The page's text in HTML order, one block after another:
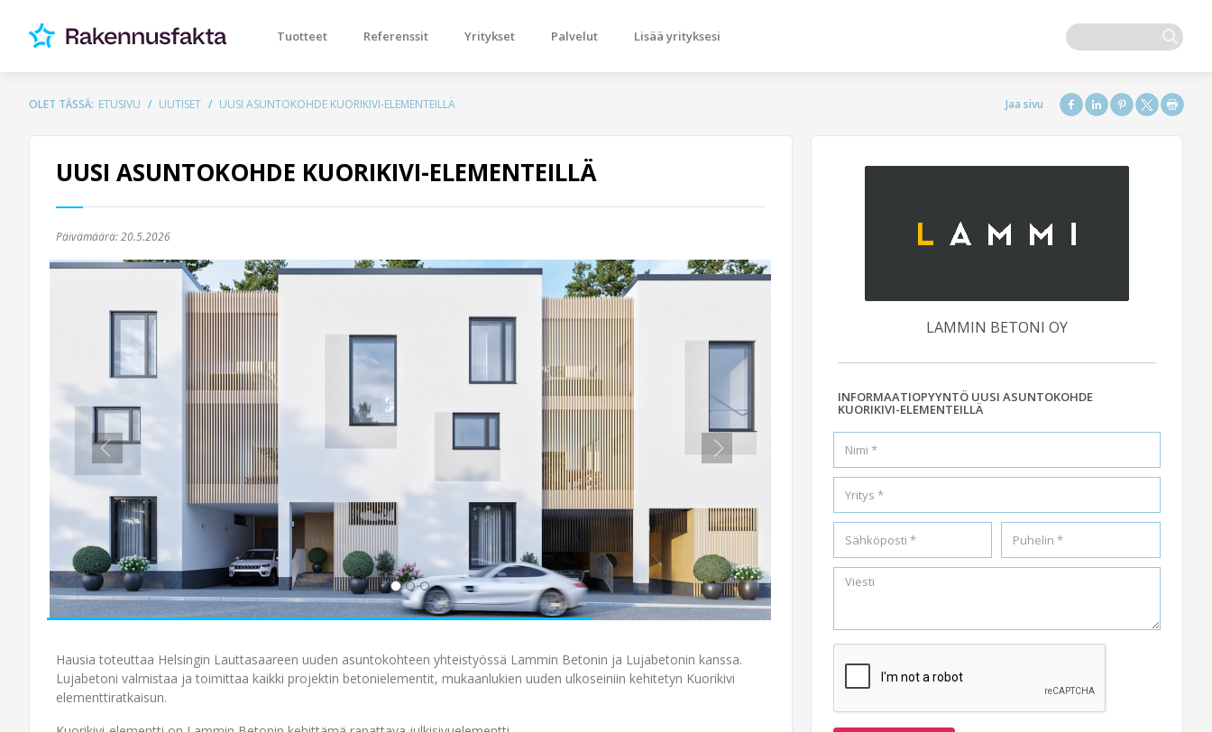
Tuotteet Referenssit Yritykset Palvelut Lisää yrityksesi
OLET TÄSSÄ: ETUSIVU UUTISET UUSI ASUNTOKOHDE KUORIKIVI-ELEMENTEILLÄ
UUSI ASUNTOKOHDE KUORIKIVI-ELEMENTEILLÄ
Päivämäärä:20.5.2026
Previous Next
Hausia toteuttaa Helsingin Lauttasaareen uuden asuntokohteen yhteistyössä Lammin Betonin ja Lujabetonin kanssa.
Lujabetoni valmistaa ja toimittaa kaikki projektin betonielementit, mukaanlukien uuden ulkoseiniin kehitetyn Kuorikivi
elementtiratkaisun.
LAMMIN BETONI OY
INFORMAATIOPYYNTÖ UUSI ASUNTOKOHDE
KUORIKIVI-ELEMENTEILLÄ